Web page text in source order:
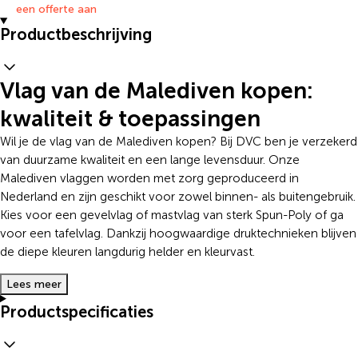
een offerte aan
Productbeschrijving
Vlag van de Malediven kopen:
kwaliteit & toepassingen
Wil je de vlag van de Malediven kopen? Bij DVC ben je verzekerd
van duurzame kwaliteit en een lange levensduur. Onze
Malediven vlaggen worden met zorg geproduceerd in
Nederland en zijn geschikt voor zowel binnen- als buitengebruik.
Kies voor een gevelvlag of mastvlag van sterk Spun-Poly of ga
voor een tafelvlag. Dankzij hoogwaardige druktechnieken blijven
de diepe kleuren langdurig helder en kleurvast.
Lees meer
Productspecificaties